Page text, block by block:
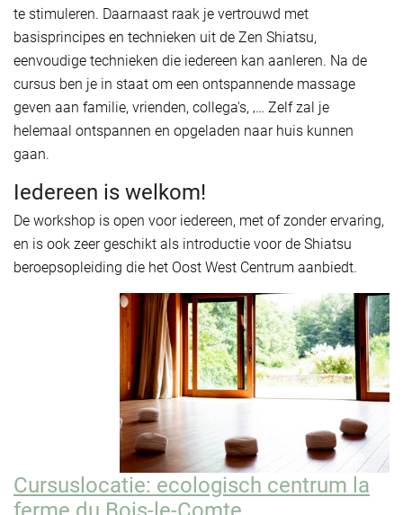
te stimuleren. Daarnaast raak je vertrouwd met
basisprincipes en technieken uit de Zen Shiatsu,
eenvoudige technieken die iedereen kan aanleren. Na de
cursus ben je in staat om een ontspannende massage
geven aan familie, vrienden, collega's, ‚… Zelf zal je
helemaal ontspannen en opgeladen naar huis kunnen
gaan.
Iedereen is welkom!
De workshop is open voor iedereen, met of zonder ervaring,
en is ook zeer geschikt als introductie voor de Shiatsu
beroepsopleiding die het Oost West Centrum aanbiedt.
Cursuslocatie: ecologisch centrum la